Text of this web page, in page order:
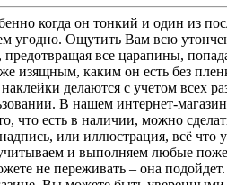
когда он тонкий и один из
угодно. Ощутить Вам всю
все царапины,
каким он есть без
делаются с учетом всех
В нашем интернет-
есть в наличии, можно
или иллюстрация, всё
и выполняем любые
не переживать – она